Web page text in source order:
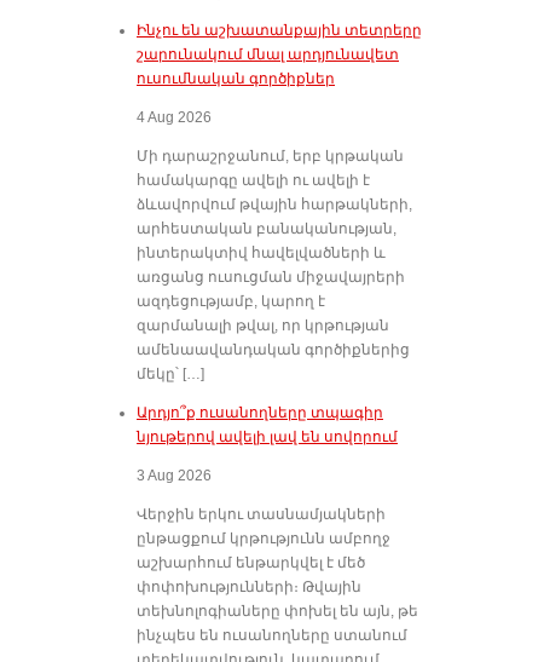
Ինչու են աշխատանքային տետրերը
շարունակում մնալ արդյունավետ
ուսումնական գործիքներ
4 Aug 2026
Մի դարաշրջանում, երբ կրթական
համակարգը ավելի ու ավելի է
ձևավորվում թվային հարթակների,
արհեստական բանականության,
ինտերակտիվ հավելվածների և
առցանց ուսուցման միջավայրերի
ազդեցությամբ, կարող է
զարմանալի թվալ, որ կրթության
ամենաավանդական գործիքներից
մեկը՝ […]
Արդյո՞ք ուսանողները տպագիր
նյութերով ավելի լավ են սովորում
3 Aug 2026
Վերջին երկու տասնամյակների
ընթացքում կրթությունն ամբողջ
աշխարհում ենթարկվել է մեծ
փոփոխությունների։ Թվային
տեխնոլոգիաները փոխել են այն, թե
ինչպես են ուսանողները ստանում